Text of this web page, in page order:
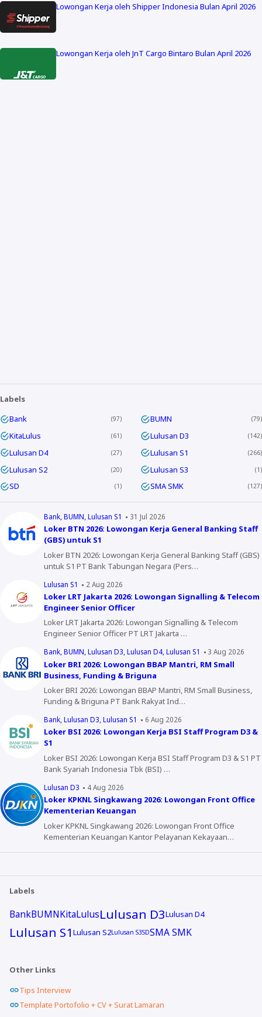
Lowongan Kerja oleh Shipper Indonesia Bulan April 2026
Lowongan Kerja oleh JnT Cargo Bintaro Bulan April 2026
Labels
Bank
97 BUMN 79
KitaLulus 61 Lulusan D3 142
Lulusan D4 27 Lulusan S1 266
Lulusan S2 20 Lulusan S3 1
SD 1 SMA SMK 127
Bank BUMN Lulusan S1 31 Jul 2026
Loker BTN 2026: Lowongan Kerja General Banking Staff
(GBS) untuk S1
Loker BTN 2026: Lowongan Kerja General Banking Staff (GBS)
untuk S1 PT Bank Tabungan Negara (Pers…
Lulusan S1 2 Aug 2026
Loker LRT Jakarta 2026: Lowongan Signalling & Telecom
Engineer Senior Officer
Loker LRT Jakarta 2026: Lowongan Signalling & Telecom
Engineer Senior Officer PT LRT Jakarta …
Bank BUMN Lulusan D3 Lulusan D4 Lulusan S1 3 Aug 2026
Loker BRI 2026: Lowongan BBAP Mantri, RM Small
Business, Funding & Briguna
Loker BRI 2026: Lowongan BBAP Mantri, RM Small Business,
Funding & Briguna PT Bank Rakyat Ind…
Bank Lulusan D3 Lulusan S1 6 Aug 2026
Loker BSI 2026: Lowongan Kerja BSI Staff Program D3 &
S1
Loker BSI 2026: Lowongan Kerja BSI Staff Program D3 & S1 PT
Bank Syariah Indonesia Tbk (BSI) …
Lulusan D3 4 Aug 2026
Loker KPKNL Singkawang 2026: Lowongan Front Office
Kementerian Keuangan
Loker KPKNL Singkawang 2026: Lowongan Front Office
Kementerian Keuangan Kantor Pelayanan Kekayaan…
Labels
BankBUMNKitaLulusLulusan D3Lulusan D4
Lulusan S1Lulusan S2Lulusan S3SDSMA SMK
Other Links
Tips Interview
Template Portofolio + CV + Surat Lamaran